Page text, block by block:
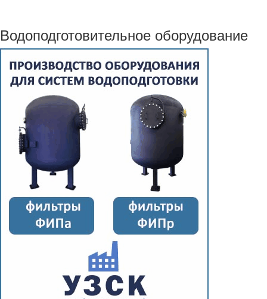
Водоподготовительное оборудование